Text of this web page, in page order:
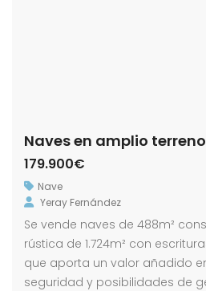
179.900€
Nave
Yeray Fernández
Se vende naves de 488m²
rústica de 1.724m² con
que aporta un valor añadido
seguridad y posibilidades de